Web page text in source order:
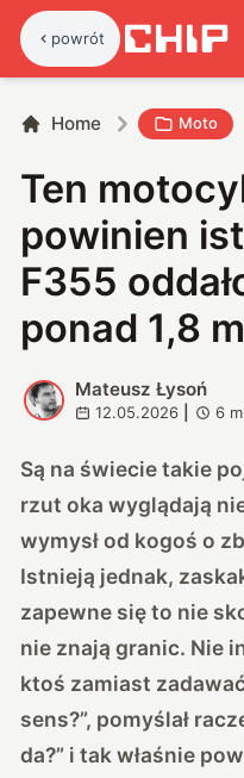
powrót
Home Moto
Ten
powinien
F355
ponad 1,8
M
Mateusz Łysoń
12.05.2026 6
Są na świecie takie
rzut oka wyglądają
wymysł od kogoś o
Istnieją jednak,
zapewne się to nie
nie znają granic. Nie
ktoś zamiast
sens?”, pomyślał
da?” i tak właśnie